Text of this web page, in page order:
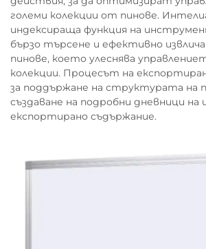
големи колекции от пинове.
индексираща функция на
бързо търсене и ефективно
пинове, което улеснява
колекции. Процесът на
за поддържане на структурата на
създаване на подробни дневници на
експортирано съдържание.